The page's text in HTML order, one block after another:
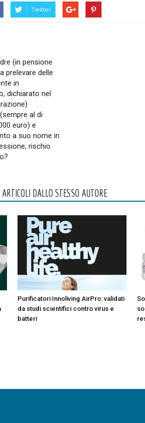
Twitter
(in pensione
prelevare delle
in
dichiarato nel
al di
euro) e
a suo nome in
rischio
DALLO STESSO AUTORE
Purificatori Innoliving AirPro: validati
da studi scientifici contro virus e
batteri